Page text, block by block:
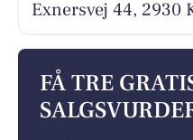
Exnersvej 44, 2930
FÅ TRE